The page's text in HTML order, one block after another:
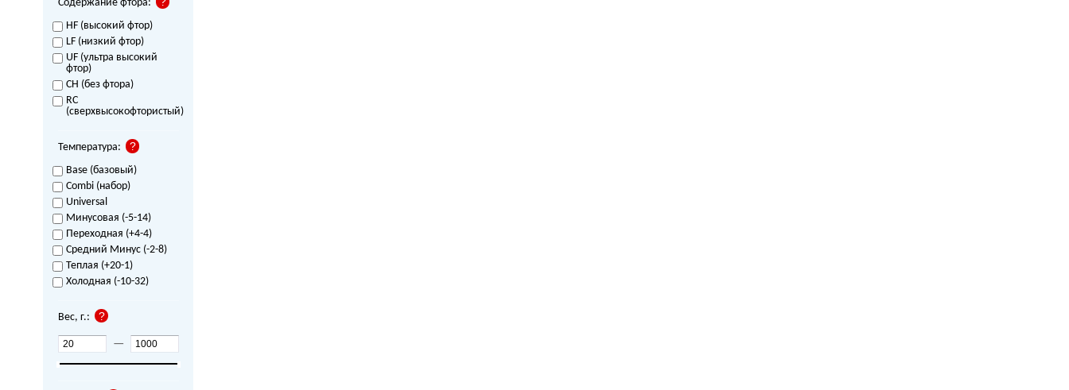
Содержание фтора:
HF (высокий фтор)
LF (низкий фтор)
UF (ультра высокий
фтор)
CH (без фтора)
RC
(сверхвысокофтористый)
Температура:
Base (базовый)
Combi (набор)
Universal
Минусовая (-5-14)
Переходная (+4-4)
Средний Минус (-2-8)
Теплая (+20-1)
Холодная (-10-32)
Вес, г.:
—